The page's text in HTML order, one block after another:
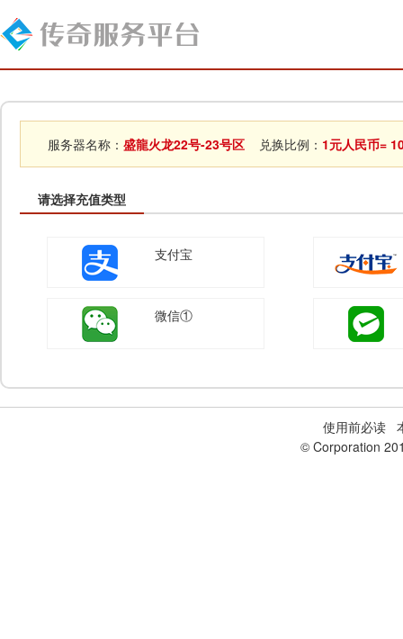
服务器名称： 盛龍火龙22号-23号区 兑换比例： 1元人民币=
请选择充值类型
支付宝
微信①
使用前必读
© Corporation